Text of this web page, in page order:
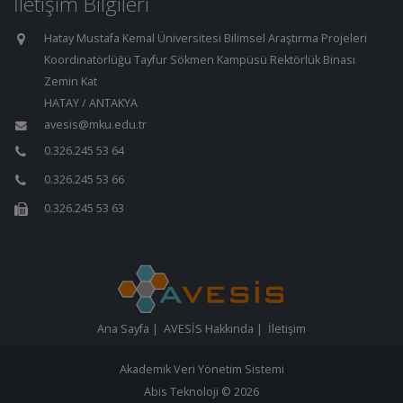
Hatay Mustafa Kemal Üniversitesi Bilimsel Araştırma Projeleri
Koordinatörlüğü Tayfur Sökmen Kampüsü Rektörlük Binası
Zemin Kat
HATAY / ANTAKYA
avesis@mku.edu.tr
0.326.245 53 64
0.326.245 53 66
0.326.245 53 63
Ana Sayfa | AVESİS Hakkında | İletişim
Akademik Veri Yönetim Sistemi
Abis Teknoloji © 2026